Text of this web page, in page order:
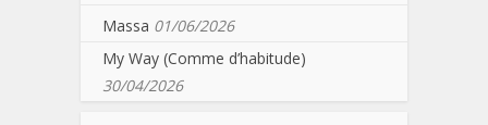
Massa 01/06/2026
My Way (Comme d’habitude)
30/04/2026